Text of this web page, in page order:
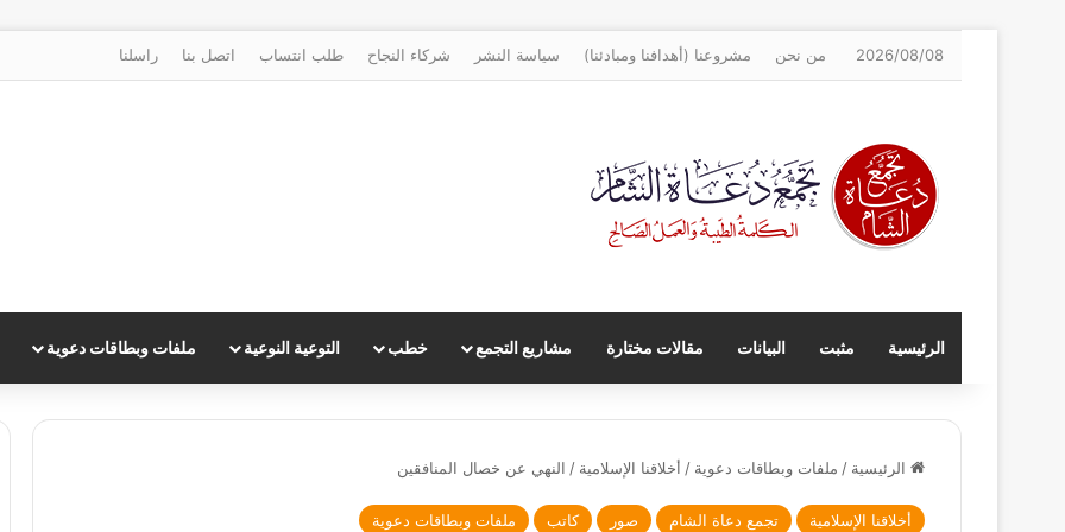
2026/08/08 من نحن مشروعنا (أهدافنا ومبادئنا) سياسة النشر شركاء النجاح طلب انتساب اتصل بنا راسلنا
الرئيسية مثبت البيانات مقالات مختارة مشاريع التجمع خطب التوعية النوعية ملفات وبطاقات دعوية
الرئيسية / ملفات وبطاقات دعوية / أخلاقنا الإسلامية / النهي عن خصال المنافقين
أخلاقنا الإسلامية تجمع دعاة الشام صور كاتب ملفات وبطاقات دعوية